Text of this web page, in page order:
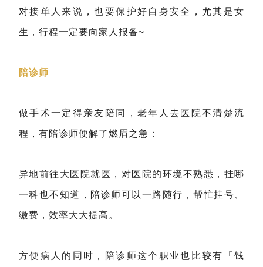
对接单人来说，也要保护好自身安全，尤其是女
生，行程一定要向家人报备~
陪诊师
做手术一定得亲友陪同，老年人去医院不清楚流
程，有陪诊师便解了燃眉之急：
异地前往大医院就医，对医院的环境不熟悉，挂哪
一科也不知道，陪诊师可以一路随行，帮忙挂号、
缴费，效率大大提高。
方便病人的同时，陪诊师这个职业也比较有「钱